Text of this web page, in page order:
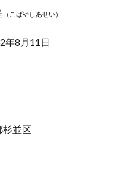
（こばやしあせい）
年8月11日
並区